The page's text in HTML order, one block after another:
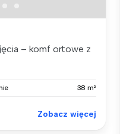
– komf ortowe z
38 m²
Zobacz więcej